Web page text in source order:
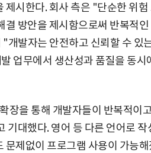
제시한다. 회사 측은 "단순한 위
결 방안을 제시함으로써 반복적
개발자는 안전하고 신뢰할 수 있
업무에서 생산성과 품질을 동
장을 통해 개발자들이 반복적이
기대했다. 영어 등 다른 언어로 작
문제없이 프로그램 사용이 가능